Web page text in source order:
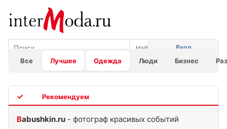
Все Лучшее Одежда Люди Бизнес
Вход
Babushkin.ru - фотограф красивых событий